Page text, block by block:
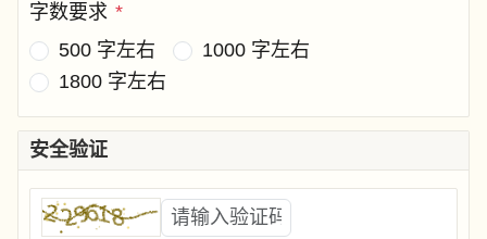
字数要求 *
500 字左右
1000 字左右
1800 字左右
安全验证